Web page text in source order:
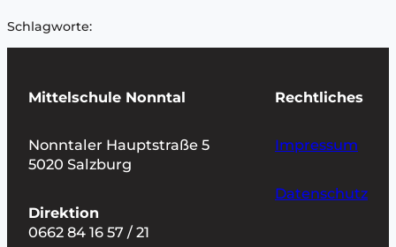
Schlagworte:
Mittelschule Nonntal
Nonntaler Hauptstraße 5
5020 Salzburg
Direktion
0662 84 16 57 / 21
Rechtliches
Impressum
Datenschutz